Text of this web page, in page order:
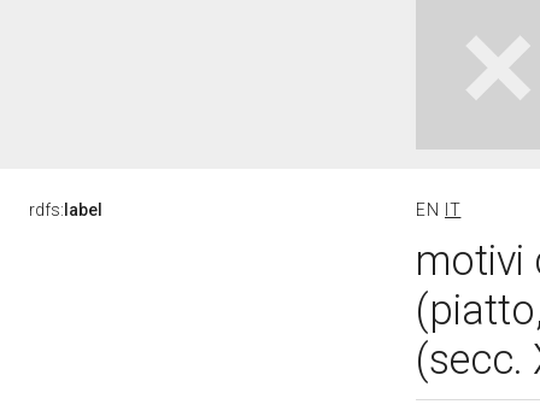
rdfs: label EN IT
motivi
(secc.